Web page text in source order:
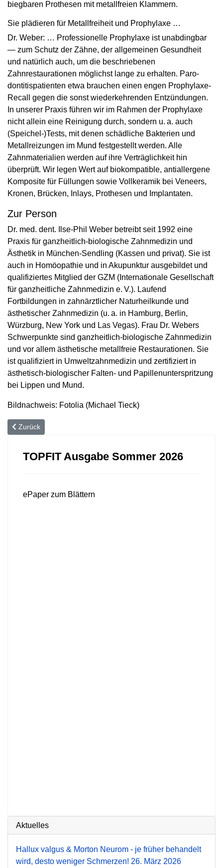
biegbaren Prothesen mit metallfreien Klammern.
Sie plädieren für Metallfreiheit und Prophylaxe …
Dr. Weber: … Professionelle Prophylaxe ist unabdingbar
— zum Schutz der Zähne, der allgemeinen Gesundheit
und natürlich auch, um die beschriebenen
Zahnrestaurationen möglichst lange zu erhalten. Paro­
dontitispatienten etwa brauchen einen engen Prophylaxe-
Recall gegen die sonst wiederkehrenden Entzündungen.
In unserer Praxis führen wir im Rahmen der Prophylaxe
nicht allein eine Reinigung durch, sondern u. a. auch
(Speichel-)Tests, mit denen schädliche Bakterien und
Metallreizungen im Mund festgestellt werden. Alle
Zahnmaterialien werden auf ihre Verträglichkeit hin
überprüft. Wir legen Wert auf biokompatible, antiallergene
Komposite für Füllungen sowie Vollkeramik bei Veneers,
Kronen, Brücken, Inlays, Prothesen und Implantaten.
Zur Person
Dr. med. dent. Ilse-Phil Weber betreibt seit 1992 eine
Praxis für ganzheitlich-biologische Zahnmedizin und
Ästhetik in München-Sendling (Kassen und privat). Sie ist
auch in Homöopathie und in Akupunktur ausgebildet und
qualifiziertes Mitglied der GZM (Internationale Gesellschaft
für ganzheitliche Zahnmedizin e. V.). Laufend
Fortbildungen in zahnärztlicher Naturheil­kunde und
ästhetischer Zahnmedizin (u. a. in Hamburg, Berlin,
Würzburg, New York und Las Vegas). Frau Dr. Webers
Schwerpunkte sind ganzheitlich-biologische Zahnmedizin
und vor allem ästhetische metallfreie Restaurationen. Sie
ist qualifiziert in Umweltzahnmedizin und zertifiziert in
ästhetisch-biologischer Falten- und Papillen­unterspritzung
bei Lippen und Mund.
Bildnachweis: Fotolia (Michael Tieck)
Vorheriger Beitrag: Zahnärztliche Schlafmedizin für einen
Zurück
TOPFIT Ausgabe Sommer 2026
ePaper zum Blättern
Aktuelles
Hallux valgus & Morton Neurom - je früher behandelt
wird, desto weniger Schmerzen! 26. März 2026